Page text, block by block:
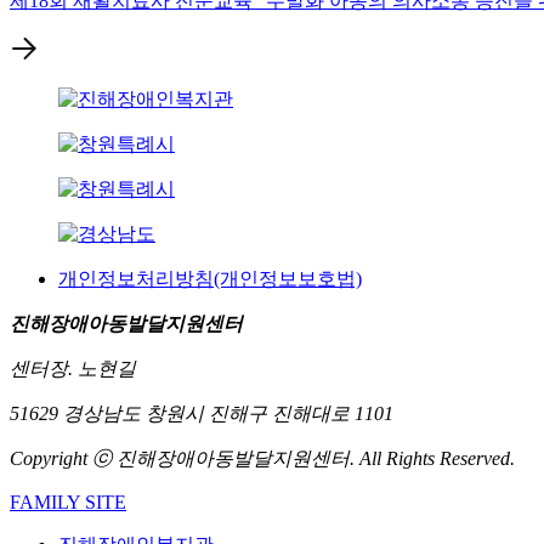
개인정보처리방침(개인정보보호법)
진해장애아동발달지원센터
센터장. 노현길
51629 경상남도 창원시 진해구 진해대로 1101
Copyright ⓒ 진해장애아동발달지원센터. All Rights Reserved.
FAMILY SITE